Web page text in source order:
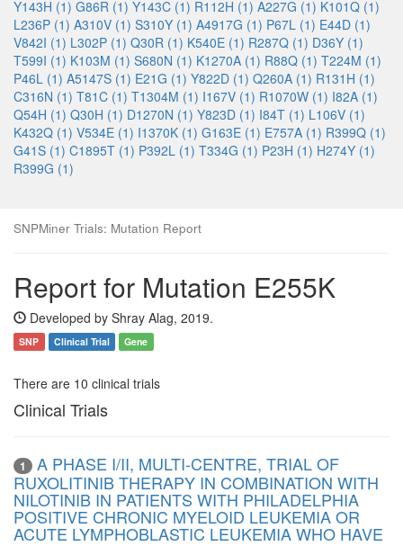
Y143H (1) G86R (1) Y143C (1) R112H (1) A227G (1) K101Q (1)
L236P (1) A310V (1) S310Y (1) A4917G (1) P67L (1) E44D (1)
V842I (1) L302P (1) Q30R (1) K540E (1) R287Q (1) D36Y (1)
T599I (1) K103M (1) S680N (1) K1270A (1) R88Q (1) T224M (1)
P46L (1) A5147S (1) E21G (1) Y822D (1) Q260A (1) R131H (1)
C316N (1) T81C (1) T1304M (1) I167V (1) R1070W (1) I82A (1)
Q54H (1) Q30H (1) D1270N (1) Y823D (1) I84T (1) L106V (1)
K432Q (1) V534E (1) I1370K (1) G163E (1) E757A (1) R399Q (1)
G41S (1) C1895T (1) P392L (1) T334G (1) P23H (1) H274Y (1)
R399G (1)
SNPMiner Trials: Mutation Report
Report for Mutation E255K
Developed by Shray Alag, 2019.
SNP Clinical Trial Gene
There are 10 clinical trials
Clinical Trials
1
A PHASE I/II, MULTI-CENTRE, TRIAL OF
RUXOLITINIB THERAPY IN COMBINATION WITH
NILOTINIB IN PATIENTS WITH PHILADELPHIA
POSITIVE CHRONIC MYELOID LEUKEMIA OR
ACUTE LYMPHOBLASTIC LEUKEMIA WHO HAVE